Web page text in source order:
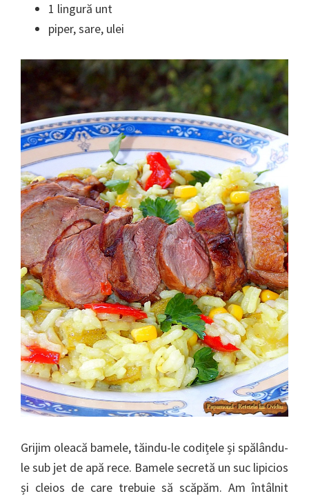
1 lingură unt
piper, sare, ulei
Grijim oleacă bamele, tăindu-le codițele și spălându-
le sub jet de apă rece. Bamele secretă un suc lipicios
și cleios de care trebuie să scăpăm. Am întâlnit